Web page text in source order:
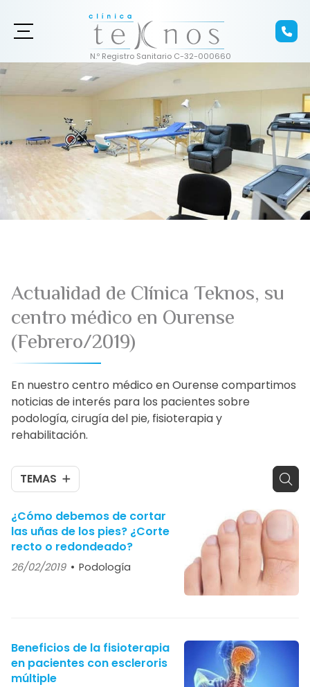
Actualidad de Clínica Teknos, su
centro médico en Ourense
(Febrero/2019)
En nuestro centro médico en Ourense compartimos
noticias de interés para los pacientes sobre
podología, cirugía del pie, fisioterapia y
rehabilitación.
TEMAS
¿Cómo debemos de cortar
las uñas de los pies? ¿Corte
recto o redondeado?
26/02/2019 Podología
Beneficios de la fisioterapia
en pacientes con escleroris
múltiple